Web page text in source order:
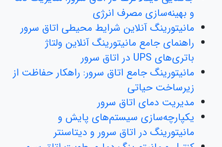
و بهینه‌سازی مصرف انرژی
مانیتورینگ آنلاین شرایط محیطی اتاق سرور
راهنمای جامع مانیتورینگ آنلاین ولتاژ
باتری‌های UPS در اتاق سرور
مانیتورینگ جامع اتاق سرور: راهکار حفاظت از
زیرساخت حیاتی
مدیریت دمای اتاق سرور
یکپارچه‌سازی سیستم‌های پایش و
مانیتورینگ در اتاق سرور و دیتاسنتر